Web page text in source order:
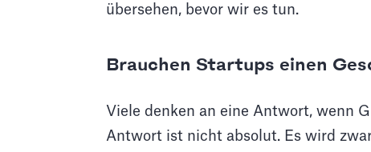
übersehen, bevor wir es tun.
Brauchen Startups einen
Viele denken an eine Antwort, wenn
Antwort ist nicht absolut. Es wird